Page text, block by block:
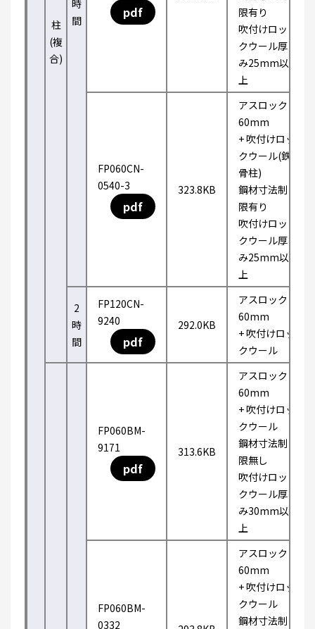
柱
(複
合)
時
間
pdf
限有り
吹付けロッ
クウール厚
み25mm以
上
FP060CN-
0540-3
pdf
323.8KB
アスロック
60mm
+ 吹付けロッ
クウール(鉄
骨柱)
鋼材寸法制
限有り
吹付けロッ
クウール厚
み25mm以
上
2
時
間
FP120CN-
9240
pdf
292.0KB
アスロック
60mm
+ 吹付けロッ
クウール
FP060BM-
9171
pdf
313.6KB
アスロック
60mm
+ 吹付けロッ
クウール
鋼材寸法制
限無し
吹付けロッ
クウール厚
み30mm以
上
FP060BM-
0332
アスロック
60mm
+ 吹付けロッ
クウール
鋼材寸法制